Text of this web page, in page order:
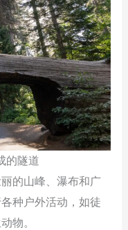
的隧道
的山峰、瀑布和广
种户外活动，如徒
物。